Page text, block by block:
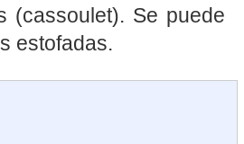
(cassoulet). Se puede
estofadas.